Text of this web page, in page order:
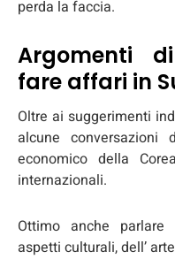
perda la faccia.
Argomenti
fare affari in
Oltre ai suggerimenti
alcune conversazioni
economico della
internazionali.
Ottimo anche
aspetti culturali, dell’